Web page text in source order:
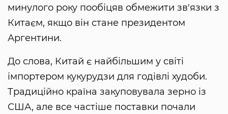
минулого року пообіцяв обмежити зв'язки з
Китаєм, якщо він стане президентом
Аргентини.
До слова, Китай є найбільшим у світі
імпортером кукурудзи для годівлі худоби.
Традиційно країна закуповувала зерно із
США, але все частіше поставки почали